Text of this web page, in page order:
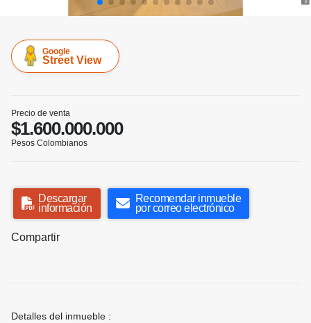
Google
Street View
Precio de venta
$1.600.000.000
Pesos Colombianos
Descargar
información
Recomendar inmueble
por correo electrónico
Compartir
Detalles del inmueble :